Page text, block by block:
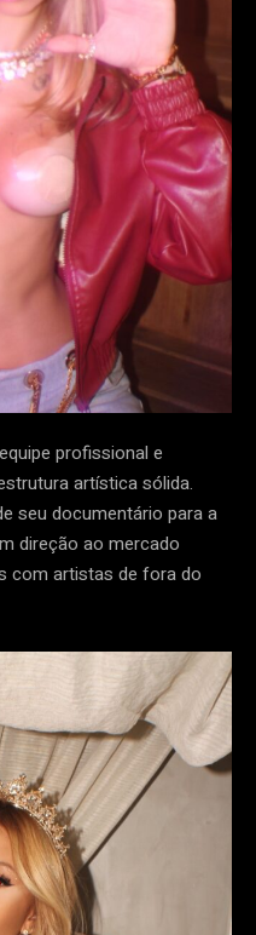
profissional e
artística sólida.
seu documentário para a
direção ao mercado
com artistas de fora do